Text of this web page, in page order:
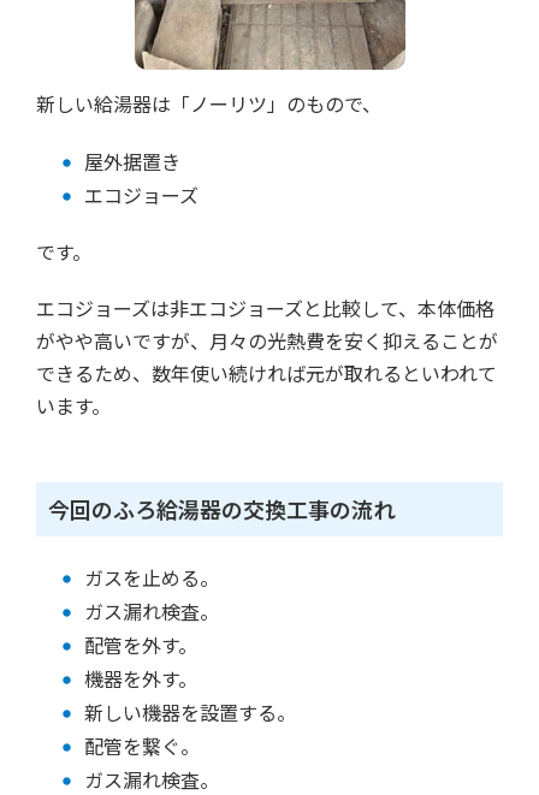
新しい給湯器は「ノーリツ」のもので、
屋外据置き
エコジョーズ
です。
エコジョーズは非エコジョーズと比較して、本体価格
がやや高いですが、月々の光熱費を安く抑えることが
できるため、数年使い続ければ元が取れるといわれて
います。
今回のふろ給湯器の交換工事の流れ
ガスを止める。
ガス漏れ検査。
配管を外す。
機器を外す。
新しい機器を設置する。
配管を繋ぐ。
ガス漏れ検査。